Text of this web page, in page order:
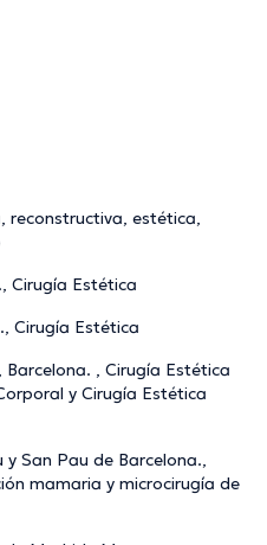
reconstructiva, estética,
Cirugía Estética
Cirugía Estética
, Cirugía Estética
y Cirugía Estética
San Pau de Barcelona.,
mamaria y microcirugía de